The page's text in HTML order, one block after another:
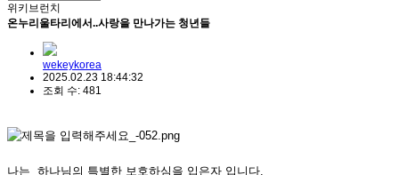
위키브런치
온누리울타리에서..사랑을 만나가는 청년들
wekeykorea
2025.02.23 18:44:32
조회 수: 481
나는 하나님의 특별한 보호하심을 입은자 입니다.